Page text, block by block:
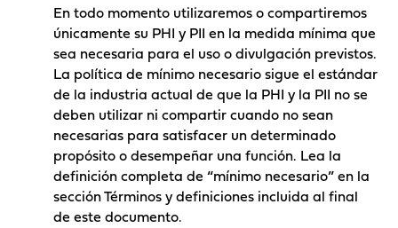
En todo momento utilizaremos o compartiremos
únicamente su PHI y PII en la medida mínima que
sea necesaria para el uso o divulgación previstos.
La política de mínimo necesario sigue el estándar
de la industria actual de que la PHI y la PII no se
deben utilizar ni compartir cuando no sean
necesarias para satisfacer un determinado
propósito o desempeñar una función. Lea la
definición completa de “mínimo necesario” en la
sección Términos y definiciones incluida al final
de este documento.